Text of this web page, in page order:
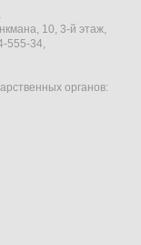
10, 3-й этаж,
555-34,
органов: